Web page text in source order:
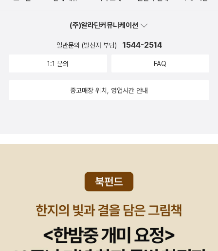
살거야'라고 말을 못 꺼내겠어요. 마당씨의 식탁｀전에 읽어보면 더
도서관에 책 대출하러 갔다가, 제가 이용하는 도서관에 만화책만을
꽂아둔 '특성화된 서재'를 발견하고 어떤 책들이 있는지 살펴보았답니
화책은 구비를 안해서 아쉬웠는데, 대출은 못하더라도 이렇게 도서관
쪽으로 페이지를 넘겨 읽었는데, 나중에 보니깐 이 책은 일본 만화처
서 읽어도 크게 내용이 이상하게 보이지 않아서, 저는 뒤->앞, 앞->
뒤 순서로 두번 읽었습니다. ㅎㅎ 멋진 수묵화 그래픽노블로, 한국적
어요. 반려동물들의 반란? '칼데콧 컬렉션'이라는 제목을 보고, 그
동안 '칼데콧' 수상작들을 모은 책인줄 알았어요. 종종 수상작품들을
재미있게 보았던터라 궁금했는데, 가격이 만만치 않아서 도서관에 희
물들지 않은 밥은 못 버리겠다는 마음이 있다 밥풀 때만큼은 착해
다고 흥분하는 친구가 있다 그 진심을 듣고도 밥을 못 버리는
엉거주춤한 마음이 있다 버리고 우는 마음이 있다 돌아온 밥공
) 국숫집에 가는 사람들 혼자 먹어도 좋은 게 국
는다 국수 대접에 대고 제 얼굴 을 보는, 조심히 들어 올려진 면발
다 국수 같은 사랑을 한다 각각인 젓가락이 국수에 돌돌 말려 하나
가 되듯 양념 국수를 마는 입들은 입맞춤을 닮았다 멸치국 수를
는다 불거나 말거나 할 말은 사리처럼 길고 바라보는 눈길은 면발
처럼 엉켜 있다 막 시작한 사 랑은 방금 삶은 면과 같아서 가위를
대야 할 정도의 탄 력을 갖는다 국수는 그래서 잔치국수다 (라면을
(주)알라딘커뮤니케이션
일반문의 (발신자 부담) 1544-2514
1:1 문의 FAQ
중고매장 위치, 영업시간 안내